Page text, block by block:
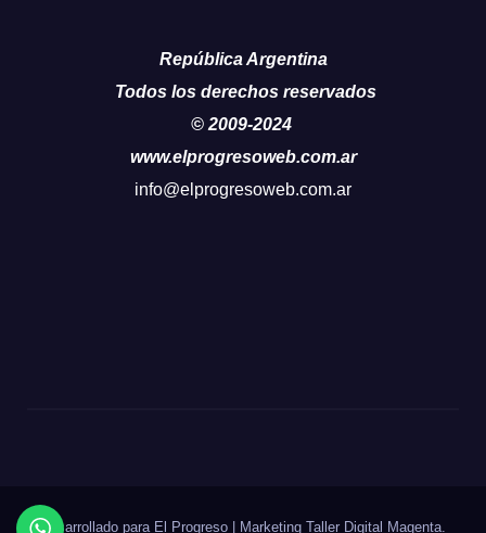
República Argentina
Todos los derechos reservados
© 2009-2024
www.elprogresoweb.com.ar
info@elprogresoweb.com.ar
Desarrollado para El Progreso | Marketing Taller Digital Magenta